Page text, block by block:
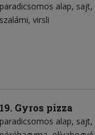
paradicsomos alap sajt
szalámi virsli
19. Gyros pizza
paradicsomos alap sajt